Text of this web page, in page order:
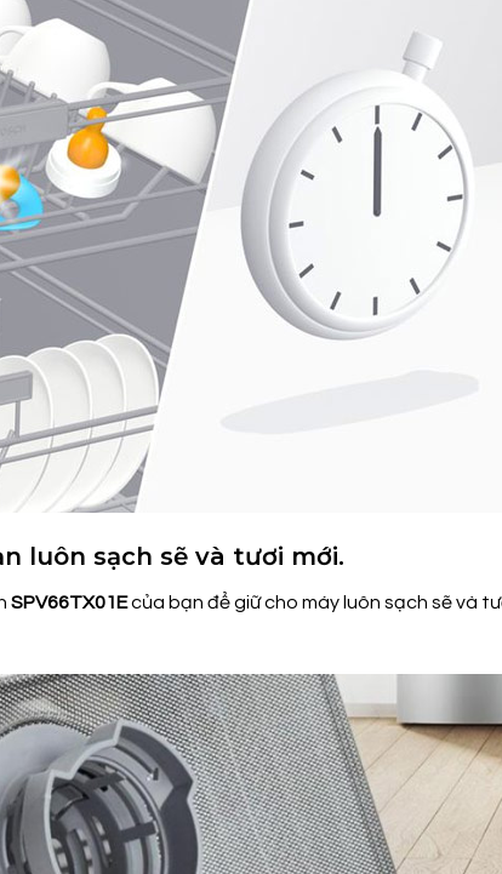
luôn sạch sẽ và tươi mới.
SPV66TX01Ecủa bạn để giữ cho máy luôn sạch sẽ và